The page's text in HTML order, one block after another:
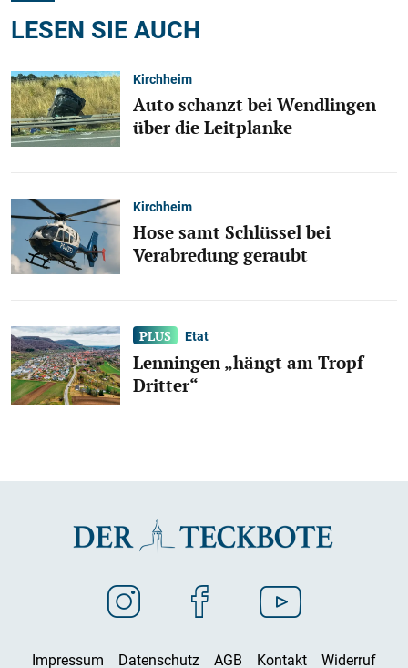
LESEN SIE AUCH
Kirchheim
Auto schanzt bei Wendlingen
über die Leitplanke
Kirchheim
Hose samt Schlüssel bei
Verabredung geraubt
Etat
Lenningen „hängt am Tropf
Dritter“
Impressum Datenschutz AGB Kontakt Widerruf